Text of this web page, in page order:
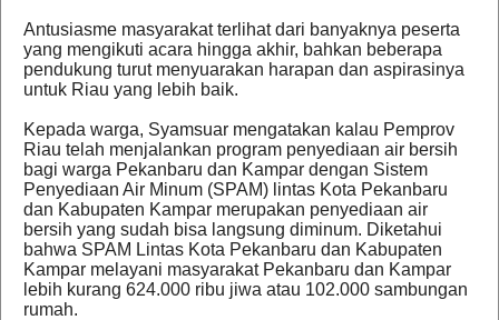
Antusiasme masyarakat terlihat dari banyaknya peserta
yang mengikuti acara hingga akhir, bahkan beberapa
pendukung turut menyuarakan harapan dan aspirasinya
untuk Riau yang lebih baik.
Kepada warga, Syamsuar mengatakan kalau Pemprov
Riau telah menjalankan program penyediaan air bersih
bagi warga Pekanbaru dan Kampar dengan Sistem
Penyediaan Air Minum (SPAM) lintas Kota Pekanbaru
dan Kabupaten Kampar merupakan penyediaan air
bersih yang sudah bisa langsung diminum. Diketahui
bahwa SPAM Lintas Kota Pekanbaru dan Kabupaten
Kampar melayani masyarakat Pekanbaru dan Kampar
lebih kurang 624.000 ribu jiwa atau 102.000 sambungan
rumah.